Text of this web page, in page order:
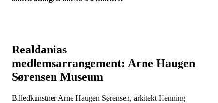
Realdanias
medlemsarrangement: Arne Haugen
Sørensen Museum
Billedkunstner Arne Haugen Sørensen, arkitekt Henning